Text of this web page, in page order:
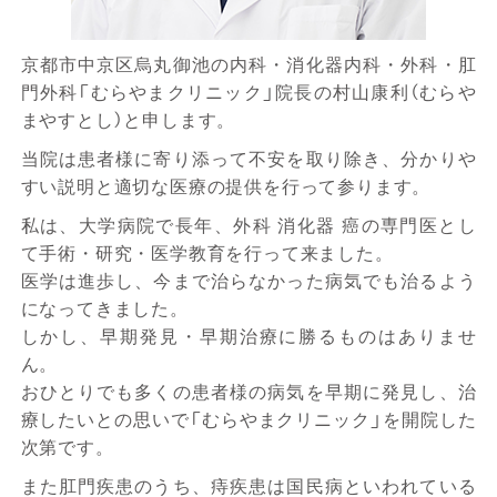
京都市中京区烏丸御池の内科・消化器内科・外科・肛
門外科「むらやまクリニック」院長の村山康利（むらや
まやすとし）と申します。
当院は患者様に寄り添って不安を取り除き、分かりや
すい説明と適切な医療の提供を行って参ります。
私は、大学病院で長年、外科 消化器 癌の専門医とし
て手術・研究・医学教育を行って来ました。
医学は進歩し、今まで治らなかった病気でも治るよう
になってきました。
しかし、早期発見・早期治療に勝るものはありませ
ん。
おひとりでも多くの患者様の病気を早期に発見し、治
療したいとの思いで「むらやまクリニック」を開院した
次第です。
また肛門疾患のうち、痔疾患は国民病といわれている